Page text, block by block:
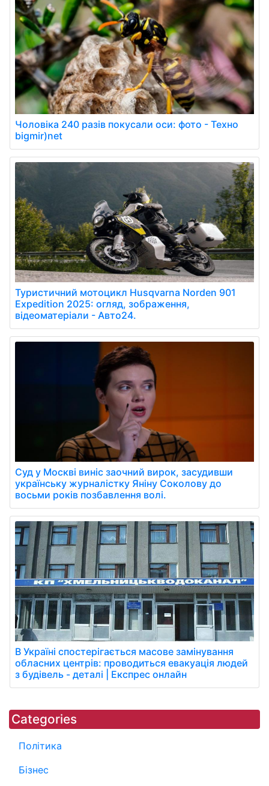
Чоловіка 240 разів покусали оси: фото - Техно
bigmir)net
Туристичний мотоцикл Husqvarna Norden 901
Expedition 2025: огляд, зображення,
відеоматеріали - Авто24.
Суд у Москві виніс заочний вирок, засудивши
українську журналістку Яніну Соколову до
восьми років позбавлення волі.
В Україні спостерігається масове замінування
обласних центрів: проводиться евакуація людей
з будівель - деталі | Експрес онлайн
Categories
Політика
Бізнес